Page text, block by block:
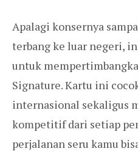
Apalagi konsernya
terbang ke luar negeri,
untuk
Signature. Kartu ini
internasional sekaligus
kompetitif dari setiap
perjalanan seru kamu